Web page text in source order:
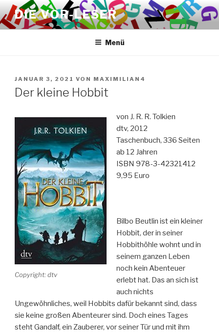
Zum
Inhalt
springen
DIE VOR-LESER
Menü
VERÖFFENTLICHT
AM
JANUAR 3, 2021 VON MAXIMILIAN4
Der kleine Hobbit
Copyright: dtv
von J. R. R. Tolkien
dtv, 2012
Taschenbuch, 336 Seiten
ab 12 Jahren
ISBN 978-3-42321412
9,95 Euro
Bilbo Beutlin ist ein kleiner
Hobbit, der in seiner
Hobbithöhle wohnt und in
seinem ganzen Leben
noch kein Abenteuer
erlebt hat. Das an sich ist
auch nichts
Ungewöhnliches, weil Hobbits dafür bekannt sind, dass
sie keine großen Abenteurer sind. Doch eines Tages
steht Gandalf, ein Zauberer, vor seiner Tür und mit ihm